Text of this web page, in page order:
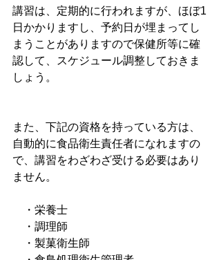
講習は、定期的に行われますが、ほぼ1
日かかりますし、予約日が埋まってし
まうことがありますので保健所等に確
認して、スケジュール調整しておきま
しょう。
また、下記の資格を持っている方は、
自動的に食品衛生責任者になれますの
で、講習をわざわざ受ける必要はあり
ません。
・栄養士
・調理師
・製菓衛生師